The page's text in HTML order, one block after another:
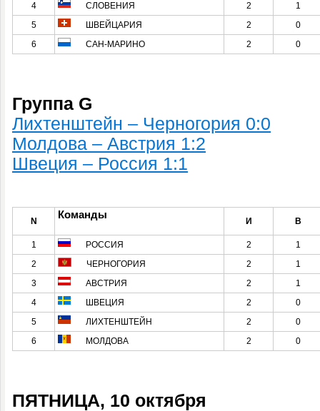
4
СЛОВЕНИЯ 2
1
5
ШВЕЙЦАРИЯ 2
0
6
САН-МАРИНО 2 0
Группа G
Лихтенштейн – Черногория 0:0
Молдова – Австрия 1:2
Швеция – Россия 1:1
N
Команды
И В
1 РОССИЯ 2
1
2
ЧЕРНОГОРИЯ 2
1
3
АВСТРИЯ 2
1
4
ШВЕЦИЯ 2
0
5
ЛИХТЕНШТЕЙН 2
0
6
МОЛДОВА 2 0
ПЯТНИЦА, 10 октября